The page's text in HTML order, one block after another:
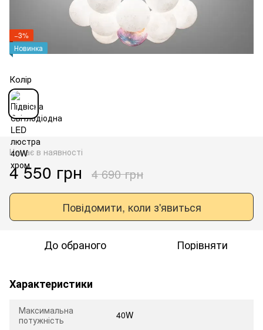
−3%
Новинка
Колір
Немає в наявності
4 550 грн 4 690 грн
Повідомити, коли з'явиться
До обраного Порівняти
Характеристики
Максимальна
потужність
40W